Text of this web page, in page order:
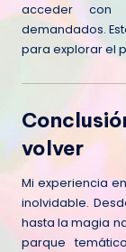
acceder con
demandados.
para explorar el
volver
Mi experiencia
inolvidable.
hasta la magia
parque